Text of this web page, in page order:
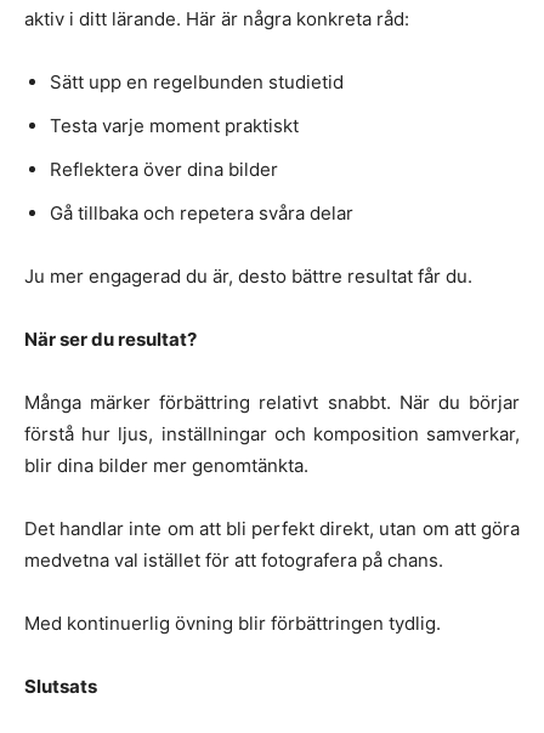
aktiv i ditt lärande. Här är några konkreta råd:
Sätt upp en regelbunden studietid
Testa varje moment praktiskt
Reflektera över dina bilder
Gå tillbaka och repetera svåra delar
Ju mer engagerad du är, desto bättre resultat får du.
När ser du resultat?
Många märker förbättring relativt snabbt. När du börjar
förstå hur ljus, inställningar och komposition samverkar,
blir dina bilder mer genomtänkta.
Det handlar inte om att bli perfekt direkt, utan om att göra
medvetna val istället för att fotografera på chans.
Med kontinuerlig övning blir förbättringen tydlig.
Slutsats